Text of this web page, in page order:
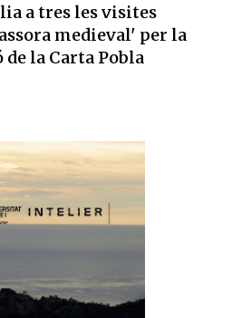
a tres les visites
medieval' per la
la Carta Pobla